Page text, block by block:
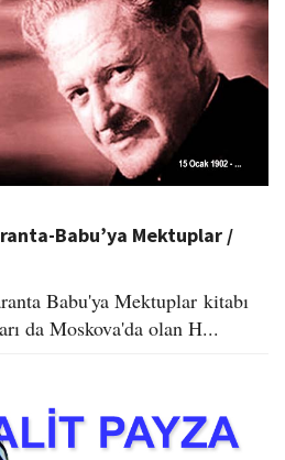
Babu’ya Mektuplar /
Babu'ya Mektuplar kitabı
da Moskova'da olan H...